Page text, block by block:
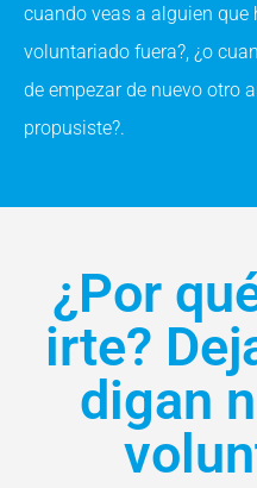
cuando veas a alguien
voluntariado fuera?, ¿o
de empezar de nuevo otro
propusiste?.
¿Por
irte?
digan